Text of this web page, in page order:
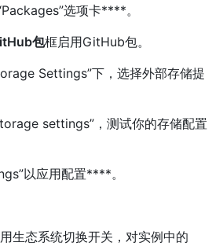
选项卡****。
包框启用GitHub包。
Settings”下，选择外部存储提
settings”，测试你的存储配置
以应用配置****。
生态系统切换开关，对实例中的